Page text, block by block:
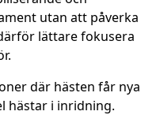
utan att påverka
lättare fokusera
där hästen får nya
hästar i inridning.